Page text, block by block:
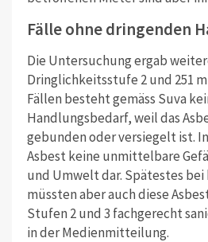
Fälle ohne dringenden
Die Untersuchung ergab
Dringlichkeitsstufe 2 und 251
Fällen besteht gemäss Suva
Handlungsbedarf, weil das
gebunden oder versiegelt ist.
Asbest keine unmittelbare
und Umwelt dar. Spätestes
müssten aber auch diese
Stufen 2 und 3 fachgerecht
in der Medienmitteilung.